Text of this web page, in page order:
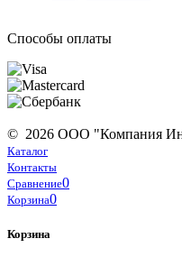
Способы оплаты
© 2026 ООО "Компания
Каталог
Контакты
Сравнение0
Корзина0
Корзина